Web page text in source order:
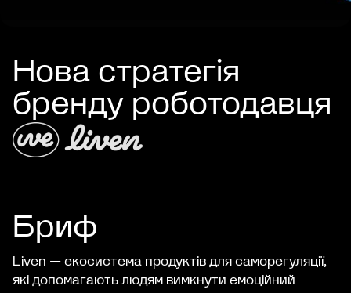
Нова стратегія
бренду роботодавця
Бриф
Liven — екосистема продуктів для саморегуляції,
які допомагають людям вимкнути емоційний